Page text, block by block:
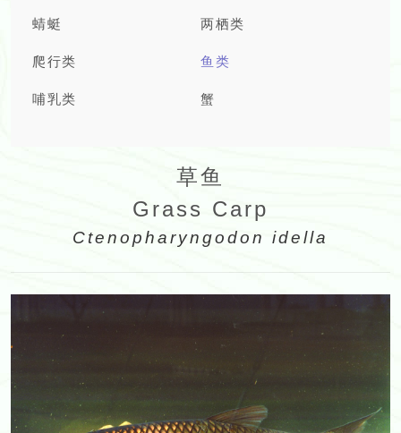
蜻蜓 两栖类
爬行类 鱼类
哺乳类 蟹
草鱼
Grass Carp
Ctenopharyngodon idella